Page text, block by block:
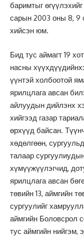
баримтыг
сарын 2003 оны 8, 9
хийсэн юм.
Бид тус аймагт 19
насны
үүнтэй холбоотой
ярилцлага авсан
айлуудын дийлэнх
хийгээд газар
өрхүүд байсан.
хөдөлгөөн,
талаар
хүмүүжүүлэгчид,
ярилцлага авсан
төвийн 13, аймгийн
сургуулийг
аймгийн Боловсрол
тус аймгийн нийгэм,